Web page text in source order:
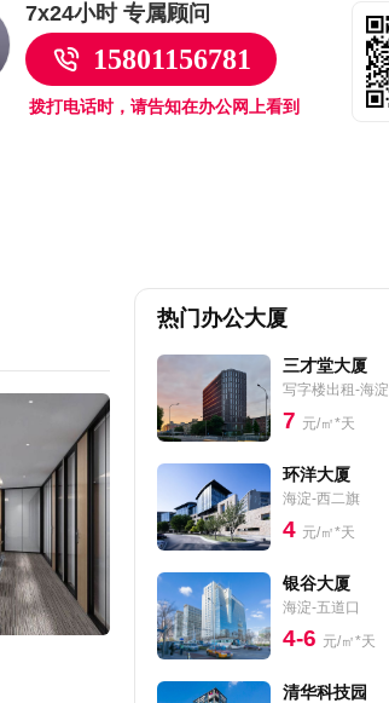
7x24小时 专属顾问
15801156781
拨打电话时，请告知在办公网上看到
热门办公大厦
三才堂大厦
写字楼出租-海淀
7 元/㎡*天
环洋大厦
海淀-西二旗
4 元/㎡*天
银谷大厦
海淀-五道口
4-6 元/㎡*天
清华科技园